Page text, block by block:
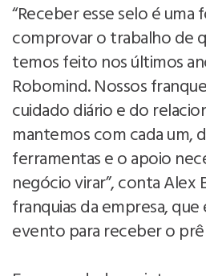
“Receber esse selo é uma
comprovar o trabalho de
temos feito nos últimos
Robomind. Nossos
cuidado diário e do
mantemos com cada um,
ferramentas e o apoio
negócio virar”, conta Alex
franquias da empresa,
evento para receber o